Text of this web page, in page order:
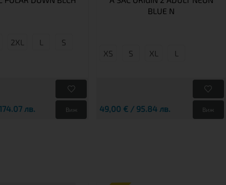
2XL L S
лв. Виж
BLUE N
XS S XL L
49,00 € / 95.84 лв. Виж